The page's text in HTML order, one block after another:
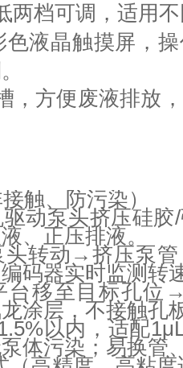
两档可调，适用
色液晶触摸屏，
，方便废液排放
触、防污染）
动泵头挤压硅
、正压排液。
头转动→挤压泵
码器实时监测转
台移至目标孔
涂层，不接触孔
以内，适配
体污染；易换管